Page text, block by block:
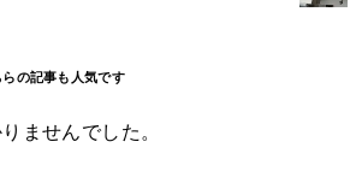
ませんでした。